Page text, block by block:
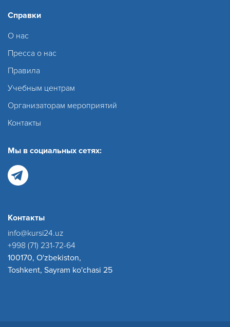
Справки
О нас
Пресса о нас
Правила
Учебным центрам
Организаторам мероприятий
Контакты
Мы в социальных сетях:
Контакты
info@kursi24.uz
+998 (71) 231-72-64
100170, O'zbekiston,
Toshkent, Sayram ko'chasi 25